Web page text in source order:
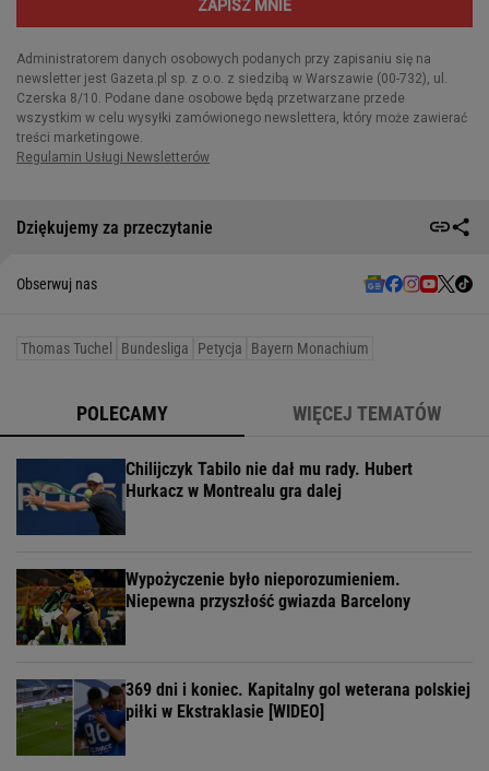
Dziękujemy za przeczytanie
Obserwuj nas
Thomas Tuchel Bundesliga Petycja Bayern Monachium
POLECAMY WIĘCEJ TEMATÓW
Chilijczyk Tabilo nie dał mu rady. Hubert
Hurkacz w Montrealu gra dalej
Wypożyczenie było nieporozumieniem.
Niepewna przyszłość gwiazda Barcelony
369 dni i koniec. Kapitalny gol weterana polskiej
piłki w Ekstraklasie [WIDEO]